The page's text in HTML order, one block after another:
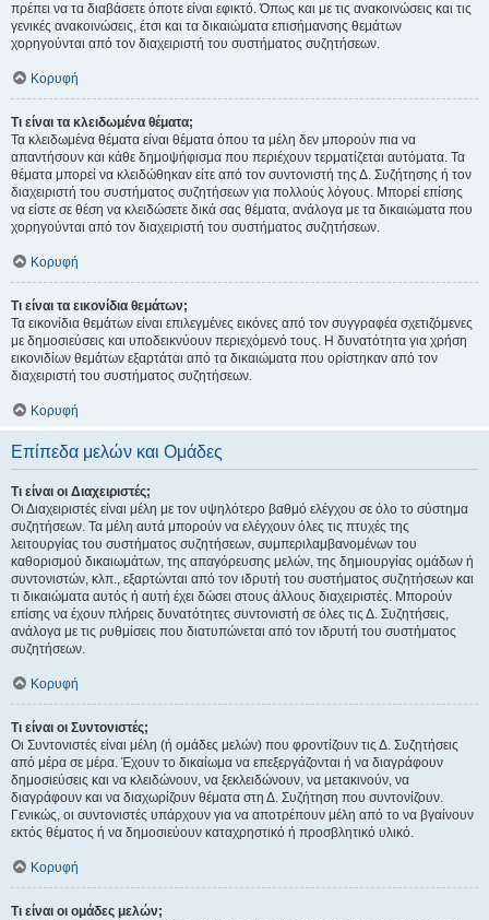
πρέπει να τα διαβάσετε όποτε είναι εφικτό. Όπως και με τις ανακοινώσεις και τις
γενικές ανακοινώσεις, έτσι και τα δικαιώματα επισήμανσης θεμάτων
χορηγούνται από τον διαχειριστή του συστήματος συζητήσεων.
Κορυφή
Τι είναι τα κλειδωμένα θέματα;
Τα κλειδωμένα θέματα είναι θέματα όπου τα μέλη δεν μπορούν πια να
απαντήσουν και κάθε δημοψήφισμα που περιέχουν τερματίζεται αυτόματα. Τα
θέματα μπορεί να κλειδώθηκαν είτε από τον συντονιστή της Δ. Συζήτησης ή τον
διαχειριστή του συστήματος συζητήσεων για πολλούς λόγους. Μπορεί επίσης
να είστε σε θέση να κλειδώσετε δικά σας θέματα, ανάλογα με τα δικαιώματα που
χορηγούνται από τον διαχειριστή του συστήματος συζητήσεων.
Κορυφή
Τι είναι τα εικονίδια θεμάτων;
Τα εικονίδια θεμάτων είναι επιλεγμένες εικόνες από τον συγγραφέα σχετιζόμενες
με δημοσιεύσεις και υποδεικνύουν περιεχόμενό τους. Η δυνατότητα για χρήση
εικονιδίων θεμάτων εξαρτάται από τα δικαιώματα που ορίστηκαν από τον
διαχειριστή του συστήματος συζητήσεων.
Κορυφή
Επίπεδα μελών και Ομάδες
Τι είναι οι Διαχειριστές;
Οι Διαχειριστές είναι μέλη με τον υψηλότερο βαθμό ελέγχου σε όλο το σύστημα
συζητήσεων. Τα μέλη αυτά μπορούν να ελέγχουν όλες τις πτυχές της
λειτουργίας του συστήματος συζητήσεων, συμπεριλαμβανομένων του
καθορισμού δικαιωμάτων, της απαγόρευσης μελών, της δημιουργίας ομάδων ή
συντονιστών, κλπ., εξαρτώνται από τον ιδρυτή του συστήματος συζητήσεων και
τι δικαιώματα αυτός ή αυτή έχει δώσει στους άλλους διαχειριστές. Μπορούν
επίσης να έχουν πλήρεις δυνατότητες συντονιστή σε όλες τις Δ. Συζητήσεις,
ανάλογα με τις ρυθμίσεις που διατυπώνεται από τον ιδρυτή του συστήματος
συζητήσεων.
Κορυφή
Τι είναι οι Συντονιστές;
Οι Συντονιστές είναι μέλη (ή ομάδες μελών) που φροντίζουν τις Δ. Συζητήσεις
από μέρα σε μέρα. Έχουν το δικαίωμα να επεξεργάζονται ή να διαγράφουν
δημοσιεύσεις και να κλειδώνουν, να ξεκλειδώνουν, να μετακινούν, να
διαγράφουν και να διαχωρίζουν θέματα στη Δ. Συζήτηση που συντονίζουν.
Γενικώς, οι συντονιστές υπάρχουν για να αποτρέπουν μέλη από το να βγαίνουν
εκτός θέματος ή να δημοσιεύουν καταχρηστικό ή προσβλητικό υλικό.
Κορυφή
Τι είναι οι ομάδες μελών;